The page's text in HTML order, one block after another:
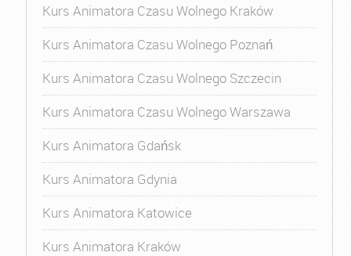
Kurs Animatora Czasu Wolnego Kraków
Kurs Animatora Czasu Wolnego Poznań
Kurs Animatora Czasu Wolnego Szczecin
Kurs Animatora Czasu Wolnego Warszawa
Kurs Animatora Gdańsk
Kurs Animatora Gdynia
Kurs Animatora Katowice
Kurs Animatora Kraków